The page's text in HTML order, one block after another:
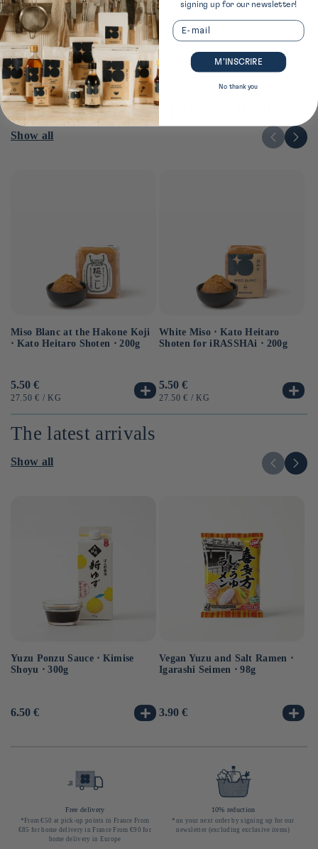
The essentials of Japanese cuisine
Show all
Miso Blanc at the Hakone Koji
⋅ Kato Heitaro Shoten ⋅ 200g
Usual
price
5.50 €
UNIT
27.50 € / BY
KG
White Miso ⋅ Kato Heitaro
Shoten for iRASSHAi ⋅ 200g
Usual
price
5.50 €
UNIT
27.50 € / BY
KG
The latest arrivals
Show all
Yuzu Ponzu Sauce ⋅ Kimise
Shoyu ⋅ 300g
Usual
6.50 €
Vegan Yuzu and Salt Ramen ⋅
Igarashi Seimen ⋅ 98g
Usual
3.90 €
Free delivery
*From €50 at pick-up points in France From
€85 for home delivery in France From €90 for
home delivery in Europe
10% reduction
*on your next order by signing up for our
newsletter (excluding exclusive items)
signing up for our newsletter!
Email
M’INSCRIRE
No thank you